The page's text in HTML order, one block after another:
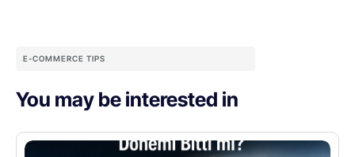
E-COMMERCE TIPS
You may be interested in